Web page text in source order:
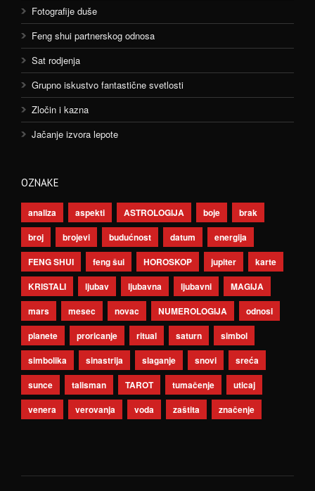
Fotografije duše
Feng shui partnerskog odnosa
Sat rodjenja
Grupno iskustvo fantastične svetlosti
Zločin i kazna
Jačanje izvora lepote
OZNAKE
analiza aspekti ASTROLOGIJA boje
brak
broj
brojevi budućnost datum
energija
FENG SHUI
feng šui HOROSKOP jupiter
karte
KRISTALI
ljubav ljubavna ljubavni
MAGIJA
mars
mesec novac NUMEROLOGIJA
odnosi
planete
proricanje ritual saturn
simbol
simbolika
sinastrija slaganje snovi
sreća
sunce
talisman TAROT tumačenje
uticaj
venera
verovanja voda zaštita značenje